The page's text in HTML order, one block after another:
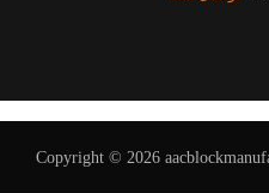
Copyright © 2026